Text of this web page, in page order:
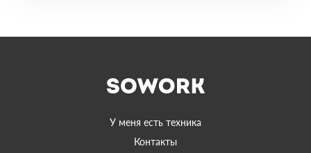
У меня есть техника
Контакты